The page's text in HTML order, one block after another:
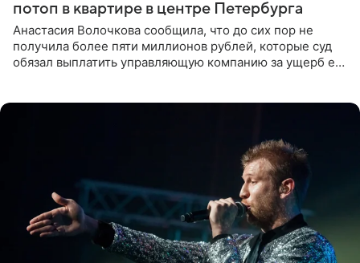
потоп в квартире в центре Петербурга
Анастасия Волочкова сообщила, что до сих пор не
получила более пяти миллионов рублей, которые суд
обязал выплатить управляющую компанию за ущерб ее